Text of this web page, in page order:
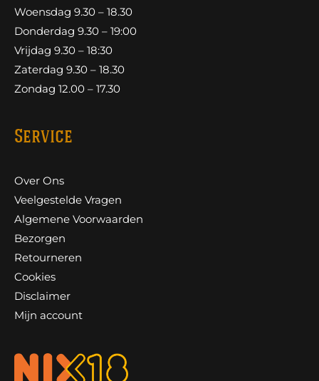
Woensdag 9.30 – 18.30
Donderdag 9.30 – 19:00
Vrijdag 9.30 – 18:30
Zaterdag 9.30 – 18.30
Zondag 12.00 – 17.30
Service
Over Ons
Veelgestelde Vragen
Algemene Voorwaarden
Bezorgen
Retourneren
Cookies
Disclaimer
Mijn account